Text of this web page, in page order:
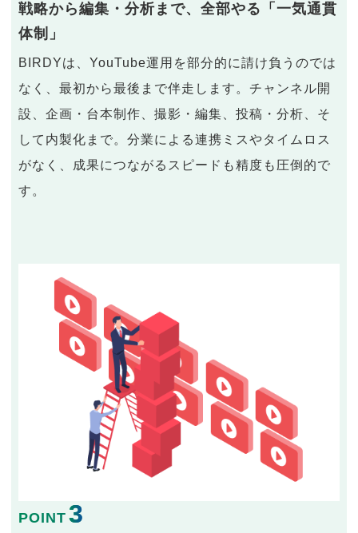
戦略から編集・分析まで、全部やる「一気通貫
体制」
BIRDYは、YouTube運用を部分的に請け負うのでは
なく、最初から最後まで伴走します。チャンネル開
設、企画・台本制作、撮影・編集、投稿・分析、そ
して内製化まで。分業による連携ミスやタイムロス
がなく、成果につながるスピードも精度も圧倒的で
す。
POINT 3